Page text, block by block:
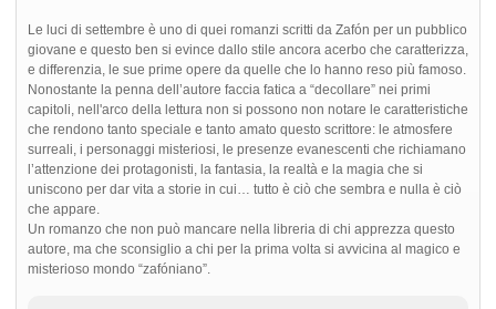
Le luci di settembre è uno di quei romanzi scritti da Zafón per un pubblico
giovane e questo ben si evince dallo stile ancora acerbo che caratterizza,
e differenzia, le sue prime opere da quelle che lo hanno reso più famoso.
Nonostante la penna dell’autore faccia fatica a “decollare” nei primi
capitoli, nell'arco della lettura non si possono non notare le caratteristiche
che rendono tanto speciale e tanto amato questo scrittore: le atmosfere
surreali, i personaggi misteriosi, le presenze evanescenti che richiamano
l’attenzione dei protagonisti, la fantasia, la realtà e la magia che si
uniscono per dar vita a storie in cui… tutto è ciò che sembra e nulla è ciò
che appare.
Un romanzo che non può mancare nella libreria di chi apprezza questo
autore, ma che sconsiglio a chi per la prima volta si avvicina al magico e
misterioso mondo “zafóniano”.